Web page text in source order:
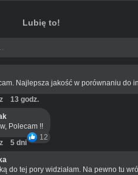
Lubię to!
Najlepsza jakość w porównaniu do
13 godz.
Polecam !!
12
5 dni
do tej pory widziałam. Na pewno tu